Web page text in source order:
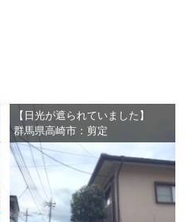
【日光が遮られていました】
群馬県高崎市：剪定